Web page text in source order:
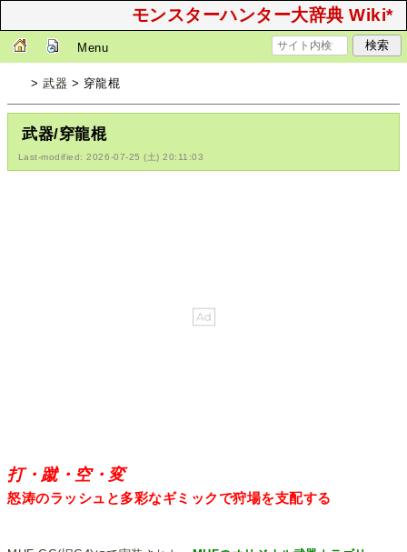
モンスターハンター大辞典 Wiki*
Menu
>武器 > 穿龍棍
武器/穿龍棍
Last-modified: 2026-07-25 (土) 20:11:03
打・蹴・空・変
怒涛のラッシュと多彩なギミックで狩場を支配する